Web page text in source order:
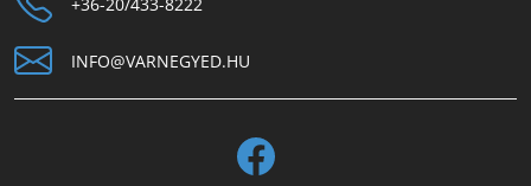
INFO@VARNEGYED.HU